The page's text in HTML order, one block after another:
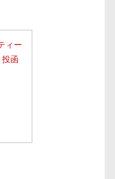
ィー
函